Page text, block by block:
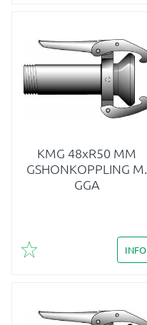
KMG 48xR50 MM
GSHONKOPPLING M.
GGA
Lägg till i favoriter
INFO